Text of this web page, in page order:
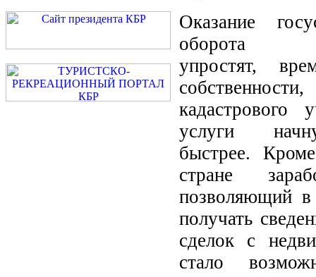
Оказание
оборота
упростят,
кадастрового
услуги
быстрее.
стране
позволяющий
получать
сделок с
стало